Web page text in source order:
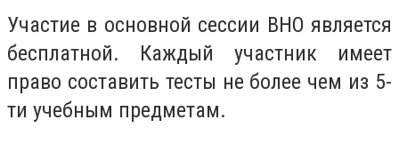
Участие в основной сессии ВНО является
бесплатной. Каждый участник имеет
право составить тесты не более чем из 5-
ти учебным предметам.